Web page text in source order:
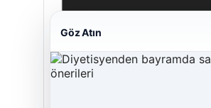
Enes Kaplan Avukatlık Bürosu
Göz Atın